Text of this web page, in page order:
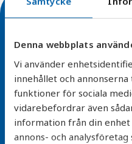
Denna webbplats
Vi använder
innehållet och
funktioner för sociala
vidarebefordrar även
information från din
annons- och
Enkel
Alla våra
montering och minimal